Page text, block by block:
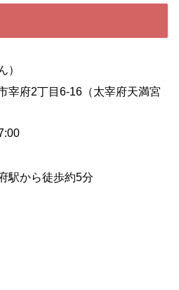
）
宰府2丁目6-16（太宰府天満宮
駅から徒歩約5分